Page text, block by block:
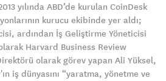
yılında ABD’de kurulan CoinDesk
kurucu ekibinde yer aldı;
ardından İş Geliştirme Yöneticisi
Harvard Business Review
olarak görev yapan Ali Yüksel,
iş dünyasını “yaratma, yönetme ve